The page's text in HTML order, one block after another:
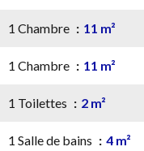
1 Chambre 11 m²
1 Chambre 11 m²
1 Toilettes 2 m²
1 Salle de bains 4 m²